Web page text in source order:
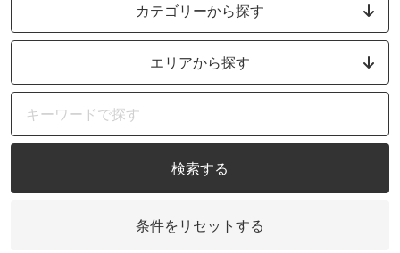
カテゴリーから探す
エリアから探す
検索する
条件をリセットする